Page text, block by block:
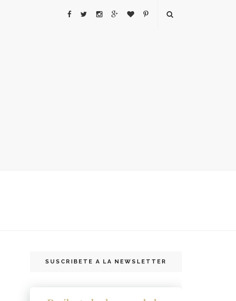
SUSCRIBETE A LA NEWSLETTER